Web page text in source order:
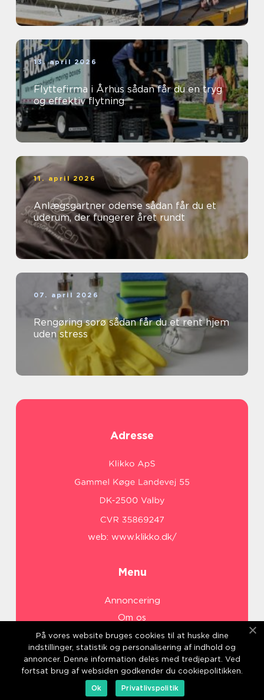
13. april 2026
Flyttefirma i Århus sådan får du en tryg
og effektiv flytning
11. april 2026
Anlægsgartner odense sådan får du et
uderum, der fungerer året rundt
07. april 2026
Rengøring sorø sådan får du et rent hjem
uden stress
Adresse
web: www.klikko.dk/
Menu
Annoncering
Om os
Cookies
Kontakt os
Sitemap
På vores website bruges cookies til at huske dine
indstillinger, statistik og personalisering af indhold og
annoncer. Denne information deles med tredjepart. Ved
fortsat brug af websiden godkender du cookiepolitikken.
Ok
Privatlivspolitik